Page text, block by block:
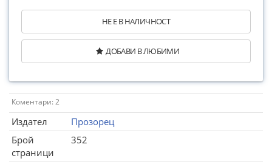
НЕ Е В НАЛИЧНОСТ
ДОБАВИ В ЛЮБИМИ
Коментари: 2
Издател
Прозорец
Брой
страници
352